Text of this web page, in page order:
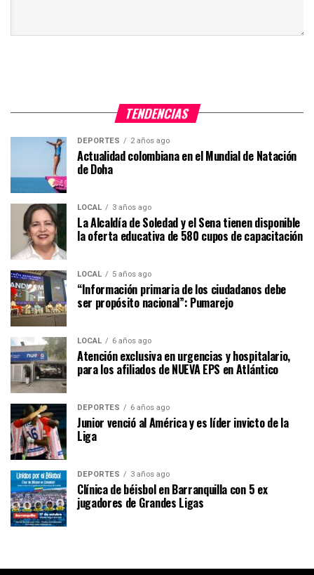
TENDENCIAS
DEPORTES 2 años ago
Actualidad colombiana en el Mundial de Natación
de Doha
LOCAL 3 años ago
La Alcaldía de Soledad y el Sena tienen disponible
la oferta educativa de 580 cupos de capacitación
LOCAL 5 años ago
“Información primaria de los ciudadanos debe
ser propósito nacional”: Pumarejo
LOCAL 6 años ago
Atención exclusiva en urgencias y hospitalario,
para los afiliados de NUEVA EPS en Atlántico
DEPORTES 6 años ago
Junior venció al América y es líder invicto de la
Liga
DEPORTES 3 años ago
Clínica de béisbol en Barranquilla con 5 ex
jugadores de Grandes Ligas